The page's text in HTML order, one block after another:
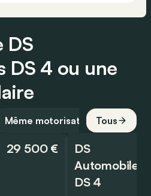
DS
DS 4 ou une
Même motorisation Tous
29 500 €
DS
Automobiles
DS 4